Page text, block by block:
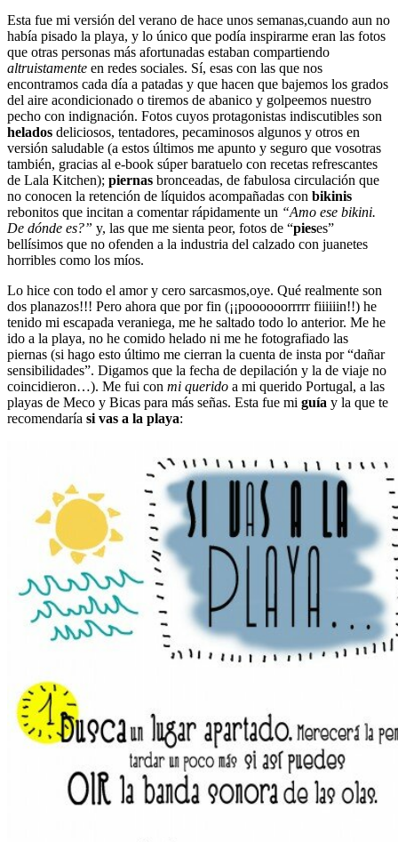
Esta fue mi versión del verano de hace unos semanas,cuando aun no
había pisado la playa, y lo único que podía inspirarme eran las fotos
que otras personas más afortunadas estaban compartiendo
altruistamente en redes sociales. Sí, esas con las que nos
encontramos cada día a patadas y que hacen que bajemos los grados
del aire acondicionado o tiremos de abanico y golpeemos nuestro
pecho con indignación. Fotos cuyos protagonistas indiscutibles son
helados deliciosos, tentadores, pecaminosos algunos y otros en
versión saludable (a estos últimos me apunto y seguro que vosotras
también, gracias al e-book súper baratuelo con recetas refrescantes
de Lala Kitchen); piernas bronceadas, de fabulosa circulación que
no conocen la retención de líquidos acompañadas con bikinis
rebonitos que incitan a comentar rápidamente un “Amo ese bikini.
De dónde es?” y, las que me sienta peor, fotos de “pieses”
bellísimos que no ofenden a la industria del calzado con juanetes
horribles como los míos.
Lo hice con todo el amor y cero sarcasmos,oye. Qué realmente son
dos planazos!!! Pero ahora que por fin (¡¡poooooorrrrr fiiiiiin!!) he
tenido mi escapada veraniega, me he saltado todo lo anterior. Me he
ido a la playa, no he comido helado ni me he fotografiado las
piernas (si hago esto último me cierran la cuenta de insta por “dañar
sensibilidades”. Digamos que la fecha de depilación y la de viaje no
coincidieron…). Me fui con mi querido a mi querido Portugal, a las
playas de Meco y Bicas para más señas. Esta fue mi guía y la que te
recomendaría si vas a la playa: